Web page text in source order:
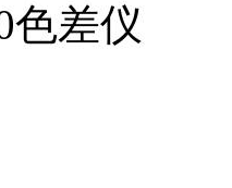
色差仪